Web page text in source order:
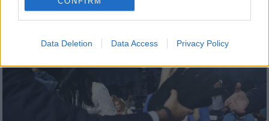
Data Deletion Data Access Privacy Policy